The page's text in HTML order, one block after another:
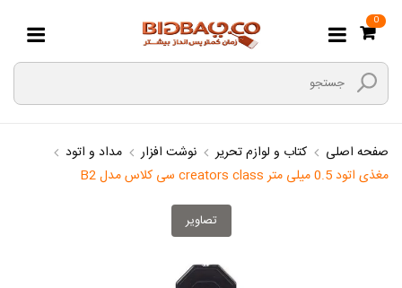
0
صفحه اصلی کتاب و لوازم تحریر نوشت افزار
مداد و اتود
مغذی اتود 0.5 میلی متر creators class سی کلاس مدل B2
تصاویر